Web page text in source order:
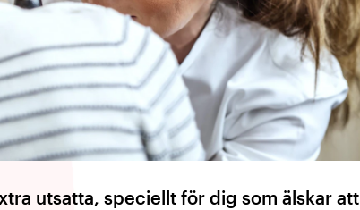
utsatta, speciellt för dig som älskar att